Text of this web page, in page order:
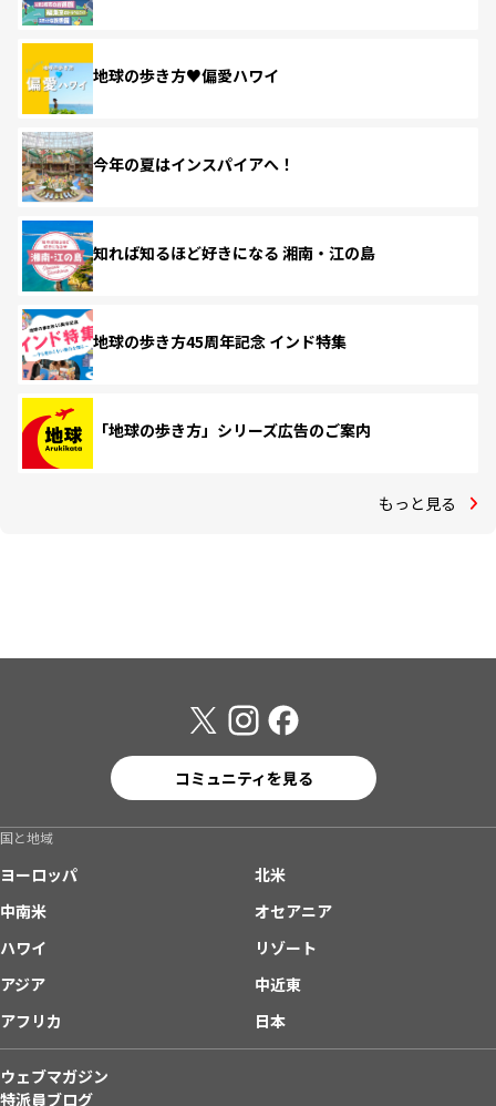
地球の歩き方♥偏愛ハワイ
今年の夏はインスパイアへ！
知れば知るほど好きになる 湘南・江の島
地球の歩き方45周年記念 インド特集
「地球の歩き方」シリーズ広告のご案内
もっと見る
コミュニティを見る
国と地域
ヨーロッパ
北米
中南米
オセアニア
ハワイ
リゾート
アジア
中近東
アフリカ
日本
ウェブマガジン
特派員ブログ